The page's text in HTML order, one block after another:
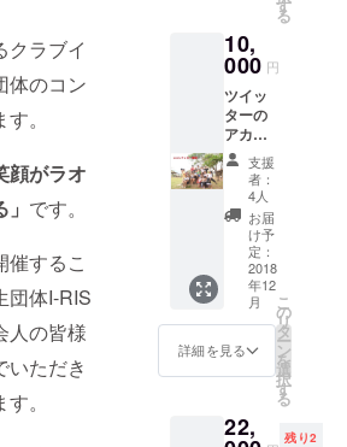
クラブイ
体のコン
。
顔がラオ
です。
催するこ
団体I-RIS
人の皆様
いただき
。
のホー
ム画像
をご提
示いた
だき入
場して
いただ
く形に
なりま
す。 ＊
複数枚
の場合
は、ご
購入さ
れた人
数分ま
で入場
＊イベ
す
る
10,
000 円
ツイッ
ターの
アカウ
ントを
メン
バー100
人で
フォ
ローさ
せてい
ただき
ます！
※公序良
俗に反
する内
容は、
違反す
るなよ
支援
者：
4人
お届
け予
定：
2018
年12
月
詳細を見る
こ
の
リ
タ
ー
ン
を
選
択
す
る
22, 残り2